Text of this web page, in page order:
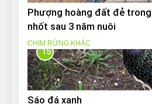
Phượng hoàng đất đẻ
nhốt sau 3 năm nuôi
CHIM RỪNG KHÁC
15
Sáo đá xanh